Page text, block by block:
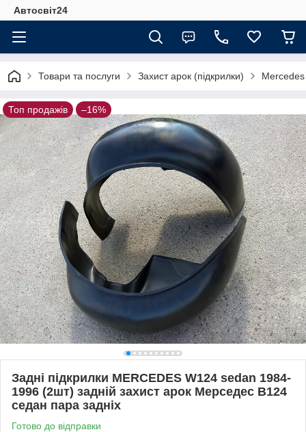
Автосвіт24
Товари та послуги Захист арок (підкрилки) Mercedes
Топ продажів –16%
Задні підкрилки MERCEDES W124 sedan 1984-
1996 (2шт) задній захист арок Мерседес В124
седан пара задніх
Готово до відправки